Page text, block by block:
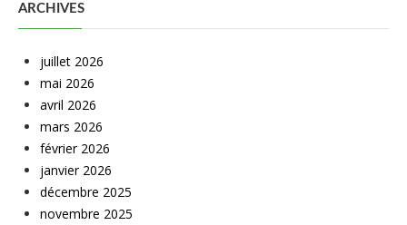
ARCHIVES
juillet 2026
mai 2026
avril 2026
mars 2026
février 2026
janvier 2026
décembre 2025
novembre 2025